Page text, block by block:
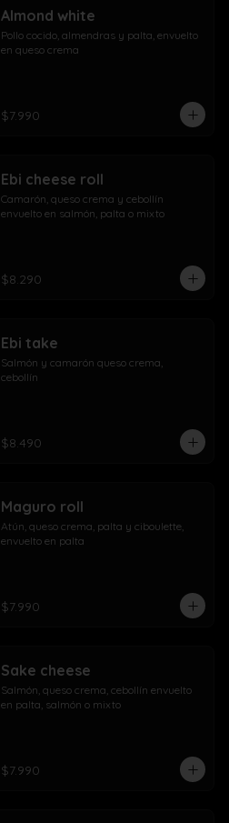
Almond white
Pollo cocido, almendras y palta, envuelto
en queso crema
$7.990
Ebi cheese roll
Camarón, queso crema y cebollín
envuelto en salmón, palta o mixto
$8.290
Ebi take
Salmón y camarón queso crema,
cebollín
$8.490
Maguro roll
Atún, queso crema, palta y ciboulette,
envuelto en palta
$7.990
Sake cheese
Salmón, queso crema, cebollín envuelto
en palta, salmón o mixto
$7.990